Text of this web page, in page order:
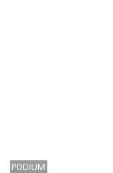
PODIUM